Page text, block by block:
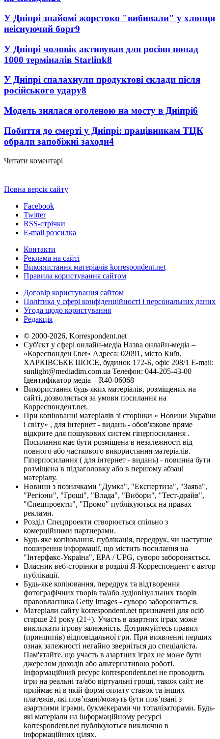
У Дніпрі знайомі жорстоко "вибивали" у хлопця
неіснуючий борг9
У Дніпрі чоловік активував для росіян понад
1000 терміналів Starlink8
У Дніпрі спалахнули продуктові склади після
російського удару8
Модель знялася оголеною на мосту в Дніпрі6
Побиття до смерті у Дніпрі: працівникам ТЦК
обрали запобіжні заходи4
Читати коментарі
Повна версія сайту
Facebook
Twitter
RSS-стрічки
E-mail розсилка
Контакти
Реклама на сайті
Використання матеріалів korrespondent.net
Правила користування сайтом
Договір користування сайтом
Політика у сфері конфіденційності і персональних даних
Угода щодо користування
Редакція
© 2000-2026, Korrespondent.net
Суб'єкт у сфері онлайн-медіа Назва онлайн-медіа –
«КореспонденТ.net» Адреса: 02091, місто Київ,
ХАРКІВСЬКЕ ШОСЕ, будинок 172-Б, офіс 208/1 E-mail:
sunlight@mediadim.com.ua Телефон: 044-205-43-00
Ідентифікатор медіа – R40-06068
Використання будь-яких матеріалів, розміщених на
сайті, дозволяється за умови посилання на
Корреспондент.net.
При копіюванні матеріалів зі сторінки « Новини України
і світу» , для інтернет - видань - обов'язкове пряме
відкрите для пошукових систем гіперпосилання .
Посилання має бути розміщена в незалежності від
повного або часткового використання матеріалів.
Гіперпосилання ( для інтернет - видань) - повинна бути
розміщена в підзаголовку або в першому абзаці
матеріалу.
Новини з позначками "Думка", "Експертиза", "Заява",
"Регіони", "Гроші", "Влада", "Вибори", "Тест-драйв",
"Спецпроекти", "Промо" публікуються на правах
реклами.
Розділ Спецпроекти створюється спільно з
комерційними партнерами.
Будь яке копіювання, публікація, передрук, чи наступне
поширення інформації, що містить посилання на
"Інтерфакс-Україна", EPA / UPG, суворо забороняється.
Власник веб-сторінки в розділі Я-Корреспондент є автор
публікації.
Будь-яке копіювання, передрук та відтворення
фотографічних творів та/або аудіовізуальних творів
правовласника Getty Images - суворо забороняється.
Матеріали сайту korrespondent.net призначені для осіб
старше 21 року (21+). Участь в азартних іграх може
викликати ігрову залежність. Дотримуйтесь правил
(принципів) відповідальної гри. При виявленні перших
ознак залежності негайно зверніться до спеціаліста.
Пам'ятайте, що участь в азартних іграх не може бути
джерелом доходів або альтернативою роботі.
Інформаційний ресурс korrespondent.net не проводить
ігри на реальні та/або віртуальні гроші, також сайт не
приймає ні в якій формі оплату ставок та інших
платежів, які пов’язані/можуть бути пов’язані з
азартними іграми, букмекерами чи тоталізаторами. Будь-
які матеріали на інформаційному ресурсі
korrespondent.net публікуються виключно в
інформаційних цілях.